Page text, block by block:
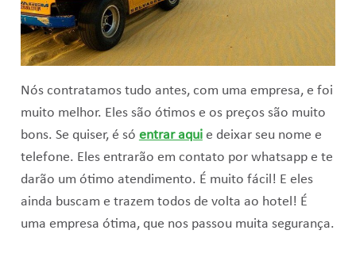
Nós contratamos tudo antes, com uma empresa, e foi
muito melhor. Eles são ótimos e os preços são muito
bons. Se quiser, é só entrar aquie deixar seu nome e
telefone. Eles entrarão em contato por whatsapp e te
darão um ótimo atendimento. É muito fácil! E eles
ainda buscam e trazem todos de volta ao hotel! É
uma empresa ótima, que nos passou muita segurança.